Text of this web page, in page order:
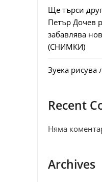
Ще търси
Петър Дочев
забавлява
(СНИМКИ)
Зуека рисува
Recent
Няма
Archives